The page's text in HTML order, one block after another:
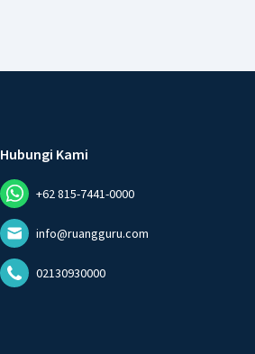
Hubungi Kami
+62 815-7441-0000
info@ruangguru.com
02130930000